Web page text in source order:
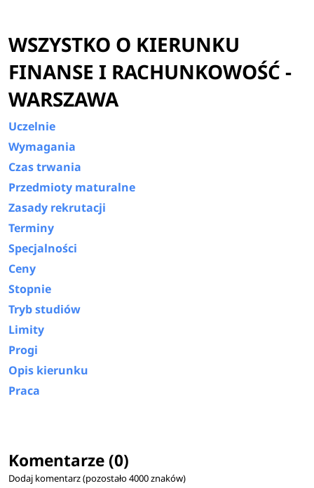
WSZYSTKO O KIERUNKU
FINANSE I RACHUNKOWOŚĆ -
WARSZAWA
Uczelnie
Wymagania
Czas trwania
Przedmioty maturalne
Zasady rekrutacji
Terminy
Specjalności
Ceny
Stopnie
Tryb studiów
Limity
Progi
Opis kierunku
Praca
Komentarze (0)
Dodaj komentarz (pozostało4000znaków)